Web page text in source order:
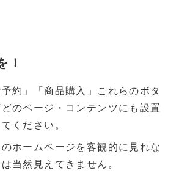
！
予約」「商品購入」これらのボタ
のページ・コンテンツにも設置
ください。
ホームページを客観的に見れな
当然見えてきません。